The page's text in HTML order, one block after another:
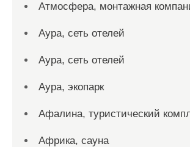
Атмосфера, монтажная
Аура, сеть отелей
Аура, сеть отелей
Аура, экопарк
Афалина, туристический
Африка, сауна